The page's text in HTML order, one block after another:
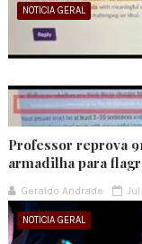
NOTICIA GERAL
Professor reprova
armadilha para
Geraldo Andrade
NOTICIA GERAL